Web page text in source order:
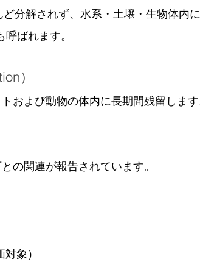
分解されず、水系・土壌・生物体内
呼ばれます。
）
および動物の体内に長期間残留しま
の関連が報告されています。
象）